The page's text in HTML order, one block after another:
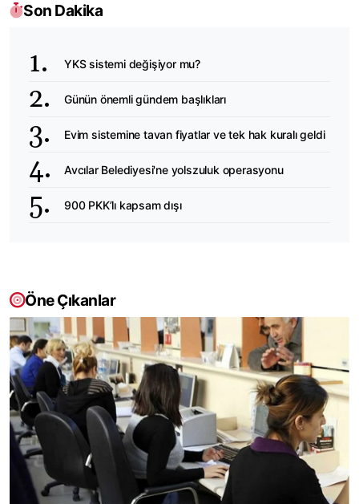
Son Dakika
YKS sistemi değişiyor mu?
Günün önemli gündem başlıkları
Evim sistemine tavan fiyatlar ve tek hak kuralı geldi
Avcılar Belediyesi'ne yolszuluk operasyonu
900 PKK’lı kapsam dışı
Öne Çıkanlar